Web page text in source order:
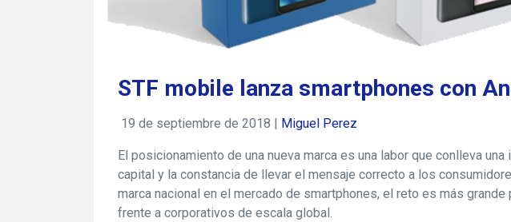
STF mobile lanza smartphones con
19 de septiembre de 2018 | Miguel Perez
El posicionamiento de una nueva marca es una labor que conlleva
capital y la constancia de llevar el mensaje correcto a los
marca nacional en el mercado de smartphones, el reto es más
frente a corporativos de escala global.